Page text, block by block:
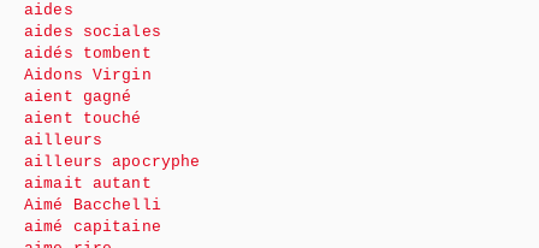
aides
aides sociales
aidés tombent
Aidons Virgin
aient gagné
aient touché
ailleurs
ailleurs apocryphe
aimait autant
Aimé Bacchelli
aimé capitaine